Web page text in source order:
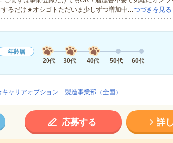
するだけ★オシゴトただいま少しずつ増加中…つづきを見る
年齢層
20代
30代 40代 50代 60代
キャリアオプション 製造事業部（全国）
応募する 詳